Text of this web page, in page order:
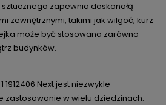
zapewnia doskonałą
zewnętrznymi, takimi jak wilgoć, kurz
może być stosowana zarówno
budynków.
1912406 Next jest niezwykle
zastosowanie w wielu dziedzinach.